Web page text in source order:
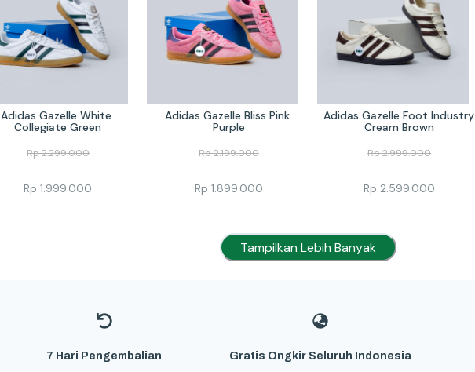
Adidas Gazelle White
Collegiate Green
Rp2.299.000
Rp1.999.000
Adidas Gazelle Bliss Pink
Purple
Rp2.199.000
Rp 1.899.000
Adidas Gazelle Foot Industry
Cream Brown
Rp2.999.000
Rp 2.599.000
Tampilkan Lebih Banyak
7 Hari Pengembalian Gratis Ongkir Seluruh Indonesia